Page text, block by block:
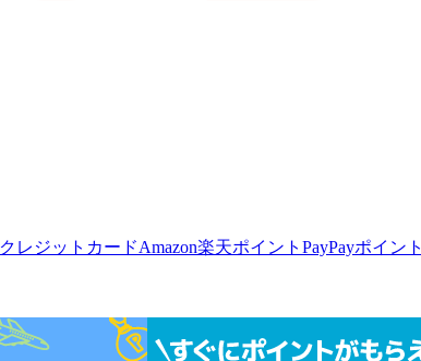
クレジットカードAmazon楽天ポイント PayPayポイント